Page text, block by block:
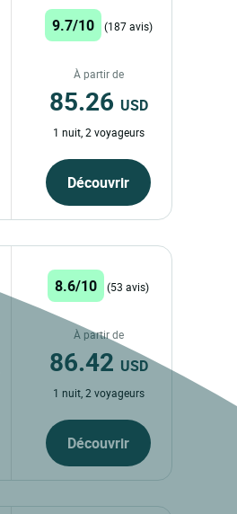
9.7/10 (187 avis)
À partir de
85.26 USD
1 nuit, 2 voyageurs
Découvrir
8.6/10 (53 avis)
À partir de
86.42 USD
1 nuit, 2 voyageurs
Découvrir